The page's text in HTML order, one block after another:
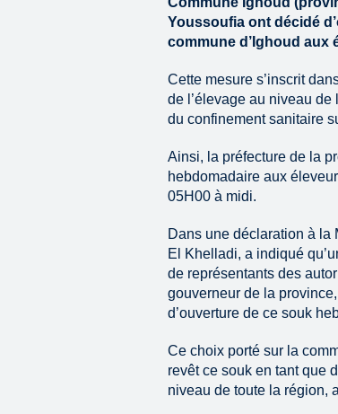
Youssoufia ont décidé
commune d’Ighoud aux
Cette mesure s’inscrit
de l’élevage au niveau de
du confinement sanitaire
Ainsi, la préfecture de la
hebdomadaire aux
05H00 à midi.
Dans une déclaration à la
El Khelladi, a indiqué
de représentants des
gouverneur de la
d’ouverture de ce souk
Ce choix porté sur la
revêt ce souk en tant que
niveau de toute la région,